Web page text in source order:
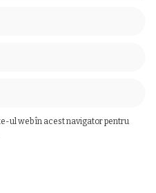
ul web în acest navigator pentru